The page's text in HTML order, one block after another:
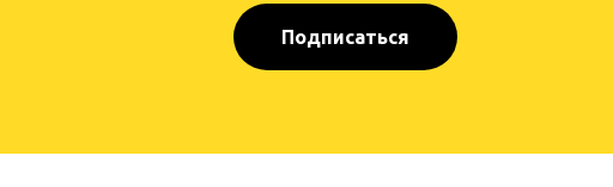
Подписаться